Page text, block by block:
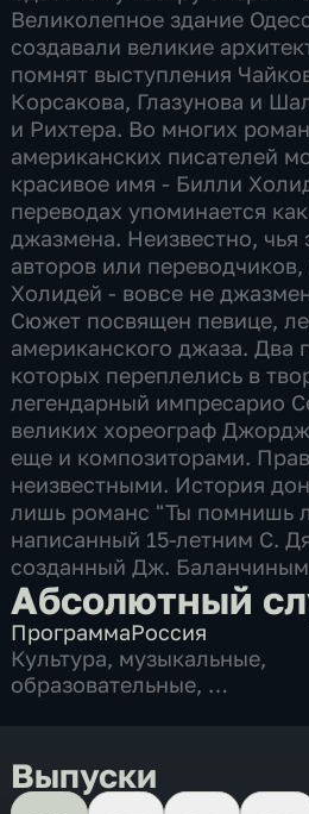
Великолепное здание
создавали великие
помнят выступления
Корсакова, Глазунова и
и Рихтера. Во многих
американских писателей
красивое имя - Билли
переводах упоминается
джазмена. Неизвестно, чья
авторов или
Холидей - вовсе не
Сюжет посвящен певице,
американского джаза. Два
которых переплелись в
легендарный импресарио
великих хореограф
еще и композиторами.
неизвестными. История
лишь романс "Ты помнишь
написанный 15-летним С.
созданный Дж. Баланчиным
Абсолютный
ПрограммаРоссия
Культура, музыкальные,
образовательные,
Выпуски